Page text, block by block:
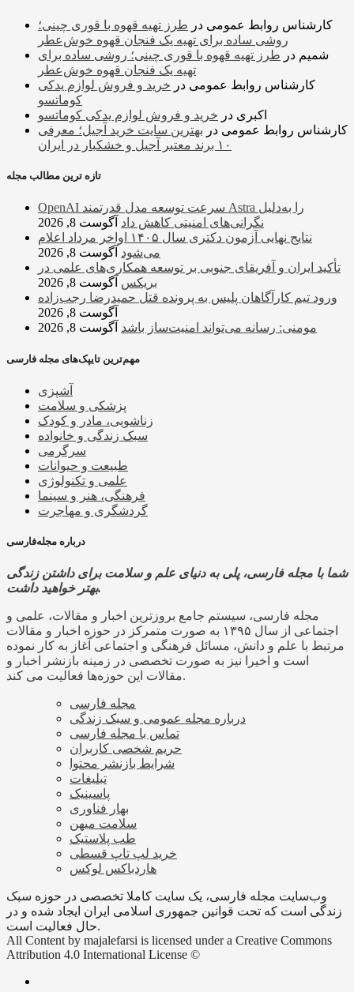
کارشناس روابط عمومی در طرز تهیه قهوه با قوری چینی؛
روشی ساده برای تهیه یک فنجان قهوه خوش‌عطر
شمیم در طرز تهیه قهوه با قوری چینی؛ روشی ساده برای
تهیه یک فنجان قهوه خوش‌عطر
کارشناس روابط عمومی در خرید و فروش لوازم یدکی
کوماتسو
اکبری در خرید و فروش لوازم یدکی کوماتسو
کارشناس روابط عمومی در بهترین سایت خرید آجیل؛ معرفی
۱۰ برند معتبر آجیل و خشکبار در ایران
تازه ترین مطالب مجله
OpenAI سرعت توسعه مدل قدرتمند Astra را به‌دلیل
نگرانی‌های امنیتی کاهش داد آگوست 8, 2026
نتایج نهایی آزمون دکتری سال ۱۴۰۵ اواخر مرداد اعلام
می‌شود آگوست 8, 2026
تأکید ایران و آفریقای جنوبی بر توسعه همکاری‌های علمی در
بریکس آگوست 8, 2026
ورود تیم کارآگاهان پلیس به پرونده قتل حمیدرضا رجب‌زاده
آگوست 8, 2026
مومنی: رسانه می‌تواند امنیت‌ساز باشد آگوست 8, 2026
مهم‌ترین تایپک‌های مجله فارسی
آشپزی
پزشکی و سلامت
زناشویی، مادر و کودک
سبک زندگی و خانواده
سرگرمی
طبیعت و حیوانات
علمی و تکنولوژی
فرهنگی، هنر و سینما
گردشگری و مهاجرت
درباره مجله‌فارسی
شما با مجله فارسی، پلی به دنیای علم و سلامت برای داشتن زندگی
بهتر خواهید داشت.
مجله فارسی، سیستم جامع بروزترین اخبار و مقالات، علمی و
اجتماعی از سال ۱۳۹۵ به صورت متمرکز در حوزه اخبار و مقالات
مرتبط با علم و دانش، مسائل فرهنگی و اجتماعی آغاز به کار نموده
است و اخیرا نیز به صورت تخصصی در زمینه بازنشر اخبار و
مقالات این حوزه‌ها فعالیت می کند.
مجله فارسی
درباره مجله عمومی و سبک زندگی
تماس با مجله فارسی
حریم شخصی کاربران
شرایط بازنشر محتوا
تبلیغات
پاسینیک
بهار فناوری
سلامت میهن
طب پلاستیک
خرید لپ تاپ قسطی
هاردباکس لوکس
وب‌سایت مجله فارسی، یک سایت کاملا تخصصی در حوزه سبک
زندگی است که تحت قوانین جمهوری اسلامی ایران ایجاد شده و در
حال فعالیت است.
All Content by majalefarsi is licensed under a Creative Commons
Attribution 4.0 International License ©️